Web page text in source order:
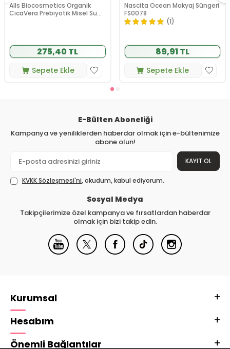
Alls Biocosmetics Organik
CicaVera Prebiyotik Misel Su
275,40 TL
Sepete Ekle
Nascita Ocean Makyaj Süngeri
FS0078
(1)
89,91 TL
Sepete Ekle
E-Bülten Aboneliği
Kampanya ve yeniliklerden haberdar olmak için e-bültenimize
abone olun!
KAYIT OL
KVKK Sözleşmesi'ni, okudum, kabul ediyorum.
Sosyal Medya
Takipçilerimize özel kampanya ve fırsatlardan haberdar
olmak için bizi takip edin.
Kurumsal
Hesabım
Önemli Bağlantılar